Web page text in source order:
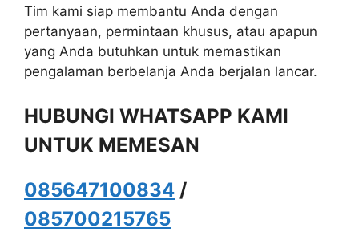
Tim kami siap membantu Anda dengan
pertanyaan, permintaan khusus, atau apapun
yang Anda butuhkan untuk memastikan
pengalaman berbelanja Anda berjalan lancar.
HUBUNGI WHATSAPP KAMI
UNTUK MEMESAN
085647100834 /
085700215765